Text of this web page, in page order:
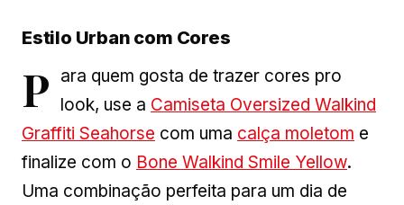
Estilo Urban com Cores
P
ara quem gosta de trazer cores pro
look, use a Camiseta Oversized Walkind
Graffiti Seahorse com uma calça moletom e
finalize com o Bone Walkind Smile Yellow.
Uma combinação perfeita para um dia de